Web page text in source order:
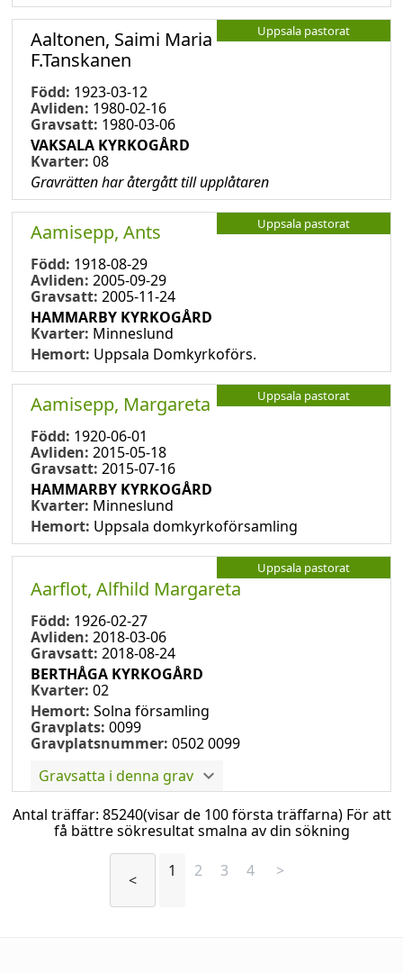
Uppsala pastorat
Aaltonen, Saimi Maria
F.Tanskanen
Född: 1923-03-12
Avliden: 1980-02-16
Gravsatt: 1980-03-06
VAKSALA KYRKOGÅRD
Kvarter: 08
Gravrätten har återgått till upplåtaren
Uppsala pastorat
Aamisepp, Ants
Född: 1918-08-29
Avliden: 2005-09-29
Gravsatt: 2005-11-24
HAMMARBY KYRKOGÅRD
Kvarter: Minneslund
Hemort: Uppsala Domkyrkoförs.
Uppsala pastorat
Aamisepp, Margareta
Född: 1920-06-01
Avliden: 2015-05-18
Gravsatt: 2015-07-16
HAMMARBY KYRKOGÅRD
Kvarter: Minneslund
Hemort: Uppsala domkyrkoförsamling
Uppsala pastorat
Aarflot, Alfhild Margareta
Född: 1926-02-27
Avliden: 2018-03-06
Gravsatt: 2018-08-24
BERTHÅGA KYRKOGÅRD
Kvarter: 02
Hemort: Solna församling
Gravplats: 0099
Gravplatsnummer: 0502 0099
Gravsatta i denna grav
Antal träffar: 85240(visar de 100 första träffarna) För att
få bättre sökresultat smalna av din sökning
< 1 2 3 4 >